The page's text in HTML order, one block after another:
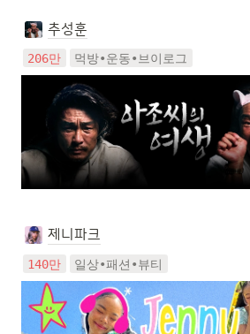
추성훈
206만 먹방•운동•브이로그
제니파크
140만 일상•패션•뷰티